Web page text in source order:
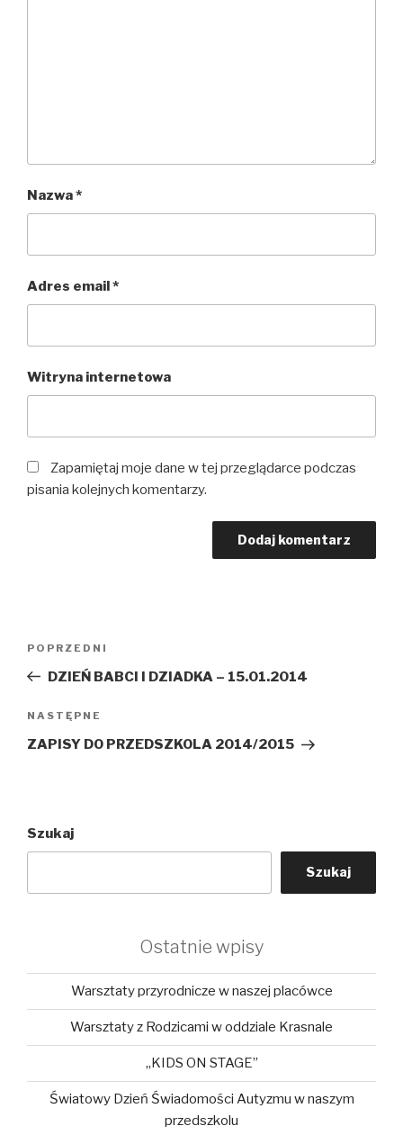
Nazwa*
Adres email*
Witryna internetowa
Zapamiętaj moje dane w tej przeglądarce podczas
pisania kolejnych komentarzy.
Poprzedni
wpis
POPRZEDNI
DZIEŃ BABCI I DZIADKA – 15.01.2014
Następny
wpis
NASTĘPNE
ZAPISY DO PRZEDSZKOLA 2014/2015
Szukaj
Szukaj
Ostatnie wpisy
Warsztaty przyrodnicze w naszej placówce
Warsztaty z Rodzicami w oddziale Krasnale
„KIDS ON STAGE”
Światowy Dzień Świadomości Autyzmu w naszym
przedszkolu